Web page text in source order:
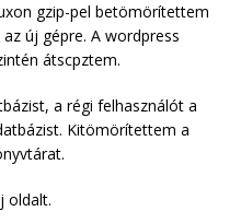
gzip-pel betömörítettem
új gépre. A wordpress
átscpztem.
a régi felhasználót a
Kitömörítettem a
oldalt.